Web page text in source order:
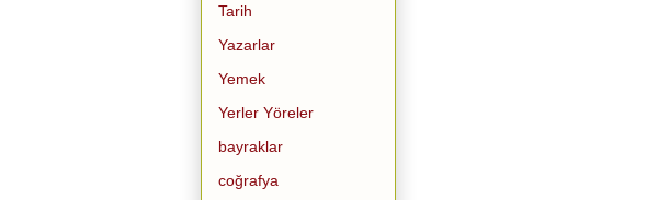
Tarih
Yazarlar
Yemek
Yerler Yöreler
bayraklar
coğrafya